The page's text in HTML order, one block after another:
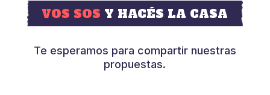
VOS SOS Y HACÉS LA CASA
Te esperamos para compartir nuestras
propuestas.